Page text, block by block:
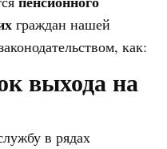
граждан нашей
как:
выхода на
в рядах